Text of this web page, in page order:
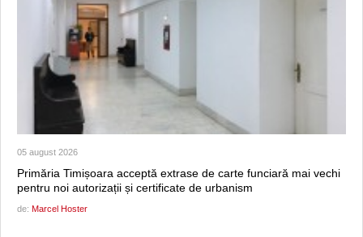
05 august 2026
Primăria Timișoara acceptă extrase de carte funciară mai vechi
pentru noi autorizații și certificate de urbanism
de: Marcel Hoster